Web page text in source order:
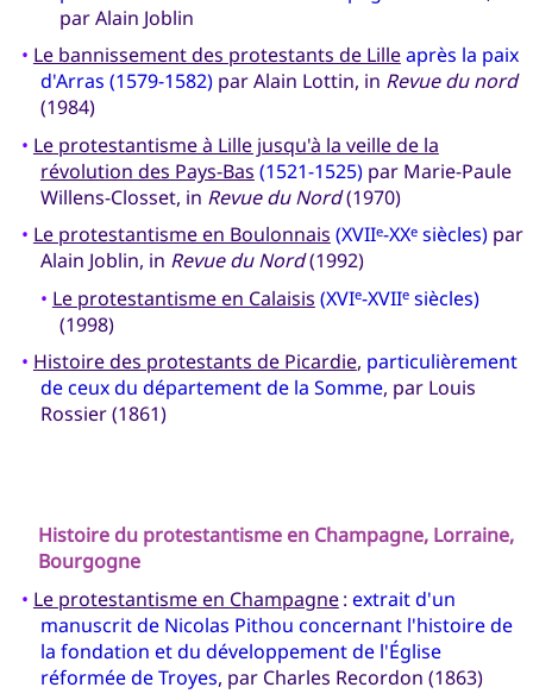
par Alain Joblin
• Le bannissement des protestants de Lilleaprès la paix
d'Arras (1579-1582)par Alain Lottin, in Revue du nord
(1984)
• Le protestantisme à Lille jusqu'à la veille de la
révolution des Pays-Bas (1521-1525)par Marie-Paule
Willens-Closset, in Revue du Nord(1970)
• Le protestantisme en Boulonnais (XVIIe-XXesiècles)par
Alain Joblin, in Revue du Nord(1992)
• Le protestantisme en Calaisis (XVIe-XVIIesiècles)
(1998)
• Histoire des protestants de Picardie, particulièrement
de ceux du département de la Somme, par Louis
Rossier (1861)
Histoire du protestantisme en Champagne, Lorraine,
Bourgogne
• Le protestantisme en Champagne: extrait d'un
manuscrit de Nicolas Pithou concernant l'histoire de
la fondation et du développement de l'Église
réformée de Troyes, par Charles Recordon (1863)